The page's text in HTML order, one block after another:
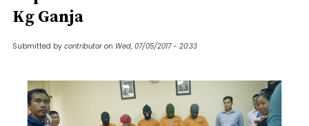
Kg Ganja
Submitted by contributor on Wed, 07/05/2017 - 20:33